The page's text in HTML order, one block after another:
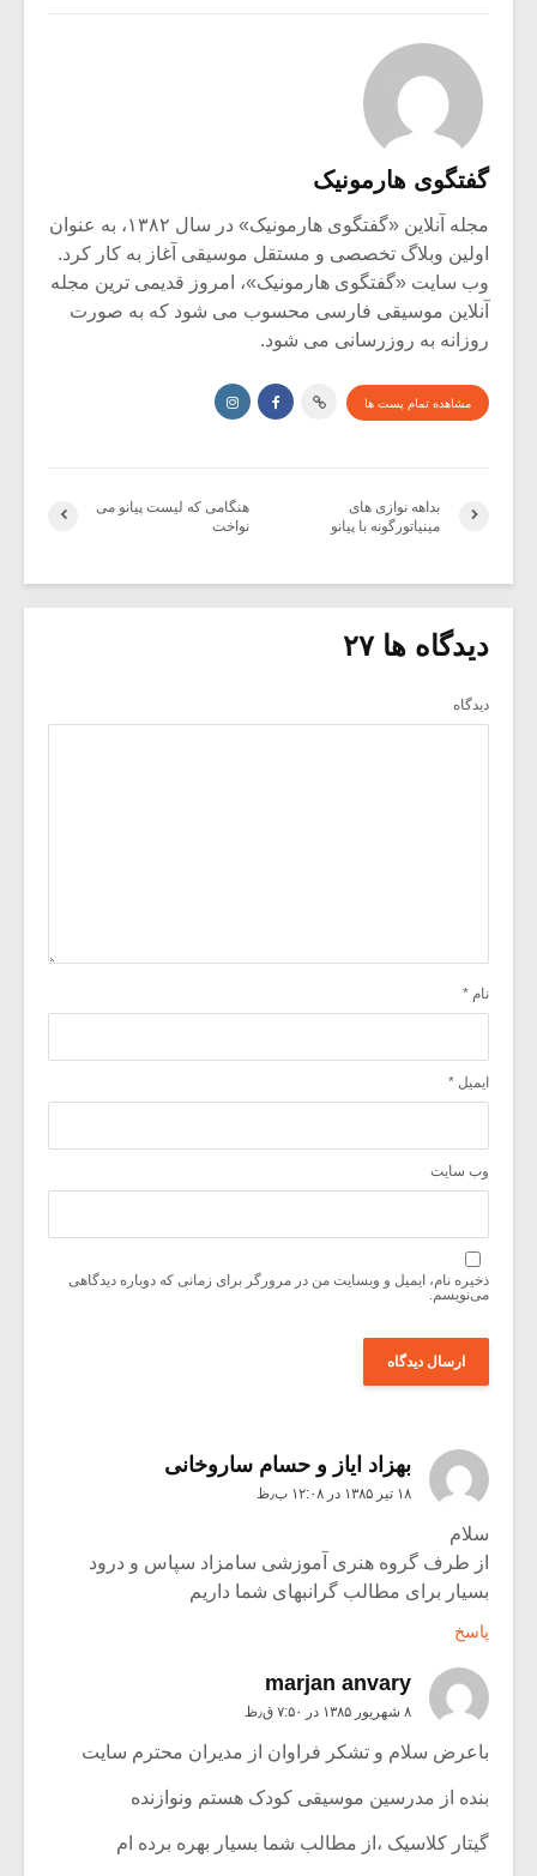
گفتگوی هارمونیک
مجله آنلاین «گفتگوی هارمونیک» در سال ۱۳۸۲، به عنوان
اولین وبلاگ تخصصی و مستقل موسیقی آغاز به کار کرد.
وب سایت «گفتگوی هارمونیک»، امروز قدیمی ترین مجله
آنلاین موسیقی فارسی محسوب می شود که به صورت
روزانه به روزرسانی می شود.
مشاهده تمام پست ها
هنگامی که لیست پیانو می
نواخت
بداهه نوازى هاى
مینیاتورگونه با پیانو
دیدگاه ها ۲۷
دیدگاه
نام *
ایمیل *
وب‌ سایت
ذخیره نام، ایمیل و وبسایت من در مرورگر برای زمانی که دوباره دیدگاهی
می‌نویسم.
بهزاد ایاز و حسام ساروخانی
۱۸ تیر ۱۳۸۵ در ۱۲:۰۸ ب٫ظ
سلام
از طرف گروه هنری آموزشی سامزاد سپاس و درود
بسیار برای مطالب گرانبهای شما داریم
پاسخ
marjan anvary
۸ شهریور ۱۳۸۵ در ۷:۵۰ ق٫ظ
باعرض سلام و تشکر فراوان از مدیران محترم سایت
بنده از مدرسین موسیقی کودک هستم ونوازنده
گیتار کلاسیک ،از مطالب شما بسیار بهره برده ام